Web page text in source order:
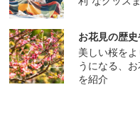
お花見の歴
美しい桜を
うになる、
を紹介